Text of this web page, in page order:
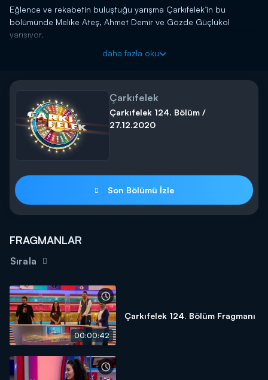
Eğlence ve rekabetin buluştuğu yarışma Çarkıfelek’in bu
bölümünde Melike Ateş, Ahmet Demir ve Gözde Güçlükol
yarışıyor.
Çarkıfelek tüm eğlencesiyle Kanal D'de!
daha fazla oku
Çarkıfelek
Çarkıfelek 124. Bölüm /
27.12.2020
Son Bölümü İzle
FRAGMANLAR
Sırala
00:00:42
Çarkıfelek 124. Bölüm Fragmanı